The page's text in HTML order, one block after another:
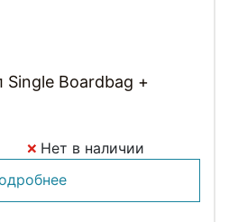
Boardbag +
Нет в наличии